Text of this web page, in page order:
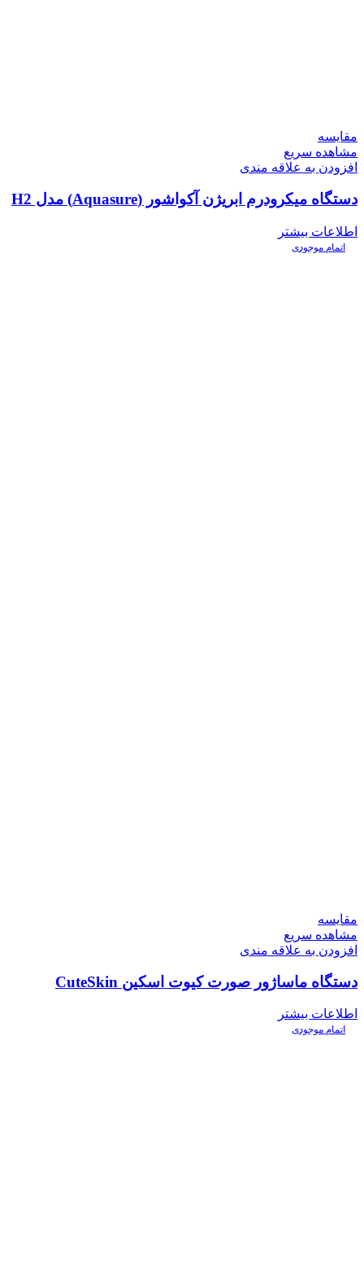
مقایسه
مشاهده سریع
افزودن به علاقه مندی
دستگاه میکرودرم ابریژن آکواشور (Aquasure) مدل H2
اطلاعات بیشتر
اتمام موجودی
مقایسه
مشاهده سریع
افزودن به علاقه مندی
دستگاه ماساژور صورت کیوت اسکین CuteSkin
اطلاعات بیشتر
اتمام موجودی